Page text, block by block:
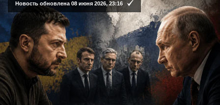
Новость обновлена 08 июня 2026, 23:16